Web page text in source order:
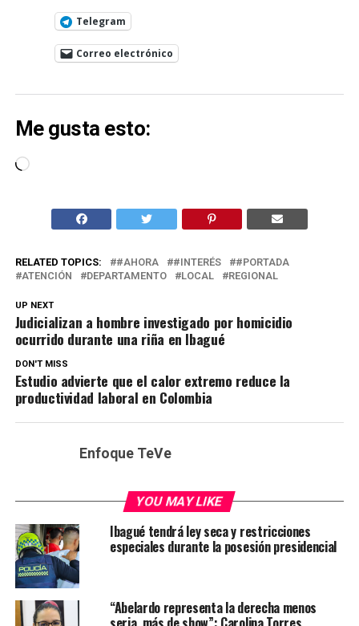
Telegram
Correo electrónico
Me gusta esto:
Cargando...
RELATED TOPICS: #AHORA #INTERÉS
#PORTADA
ATENCIÓN
DEPARTAMENTO LOCAL REGIONAL
UP NEXT
Judicializan a hombre investigado por homicidio
ocurrido durante una riña en Ibagué
DON'T MISS
Estudio advierte que el calor extremo reduce la
productividad laboral en Colombia
Enfoque TeVe
YOU MAY LIKE
Ibagué tendrá ley seca y restricciones
especiales durante la posesión presidencial
“Abelardo representa la derecha menos